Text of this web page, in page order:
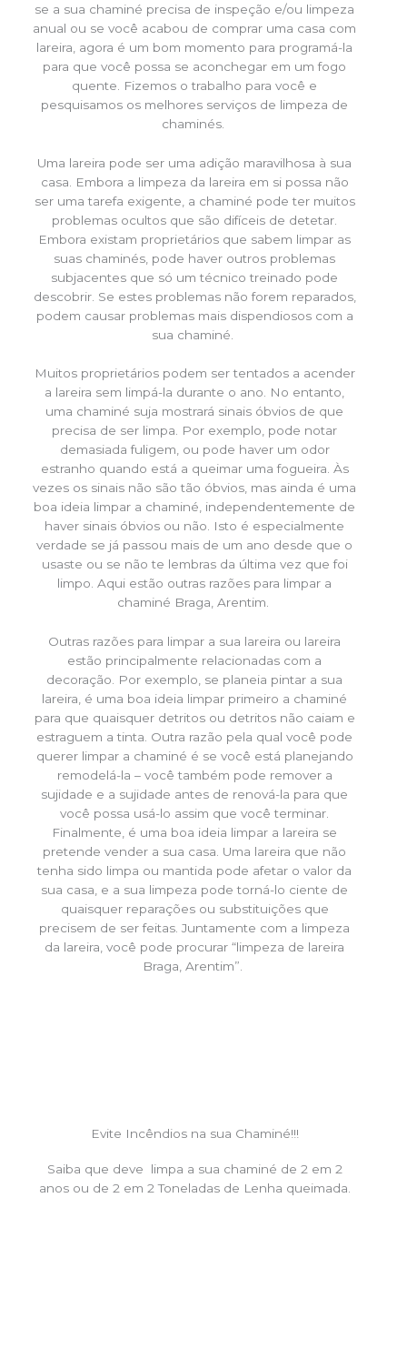
se a sua chaminé precisa de inspeção e/ou limpeza
anual ou se você acabou de comprar uma casa com
lareira, agora é um bom momento para programá-la
para que você possa se aconchegar em um fogo
quente. Fizemos o trabalho para você e
pesquisamos os melhores serviços de limpeza de
chaminés.
Uma lareira pode ser uma adição maravilhosa à sua
casa. Embora a limpeza da lareira em si possa não
ser uma tarefa exigente, a chaminé pode ter muitos
problemas ocultos que são difíceis de detetar.
Embora existam proprietários que sabem limpar as
suas chaminés, pode haver outros problemas
subjacentes que só um técnico treinado pode
descobrir. Se estes problemas não forem reparados,
podem causar problemas mais dispendiosos com a
sua chaminé.
Muitos proprietários podem ser tentados a acender
a lareira sem limpá-la durante o ano. No entanto,
uma chaminé suja mostrará sinais óbvios de que
precisa de ser limpa. Por exemplo, pode notar
demasiada fuligem, ou pode haver um odor
estranho quando está a queimar uma fogueira. Às
vezes os sinais não são tão óbvios, mas ainda é uma
boa ideia limpar a chaminé, independentemente de
haver sinais óbvios ou não. Isto é especialmente
verdade se já passou mais de um ano desde que o
usaste ou se não te lembras da última vez que foi
limpo. Aqui estão outras razões para limpar a
chaminé Braga, Arentim.
Outras razões para limpar a sua lareira ou lareira
estão principalmente relacionadas com a
decoração. Por exemplo, se planeia pintar a sua
lareira, é uma boa ideia limpar primeiro a chaminé
para que quaisquer detritos ou detritos não caiam e
estraguem a tinta. Outra razão pela qual você pode
querer limpar a chaminé é se você está planejando
remodelá-la – você também pode remover a
sujidade e a sujidade antes de renová-la para que
você possa usá-lo assim que você terminar.
Finalmente, é uma boa ideia limpar a lareira se
pretende vender a sua casa. Uma lareira que não
tenha sido limpa ou mantida pode afetar o valor da
sua casa, e a sua limpeza pode torná-lo ciente de
quaisquer reparações ou substituições que
precisem de ser feitas. Juntamente com a limpeza
da lareira, você pode procurar “limpeza de lareira
Braga, Arentim”.
Evite Incêndios na sua Chaminé!!!
Saiba que deve limpa a sua chaminé de 2 em 2
anos ou de 2 em 2 Toneladas de Lenha queimada.